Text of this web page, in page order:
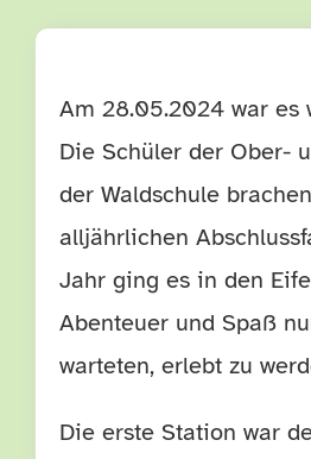
HÄUFIGE FRAGEN
Am 28.05.2024 war es
Die Schüler der Ober-
der Waldschule
alljährlichen
Jahr ging es in den
Abenteuer und Spaß
warteten, erlebt zu
Die erste Station war